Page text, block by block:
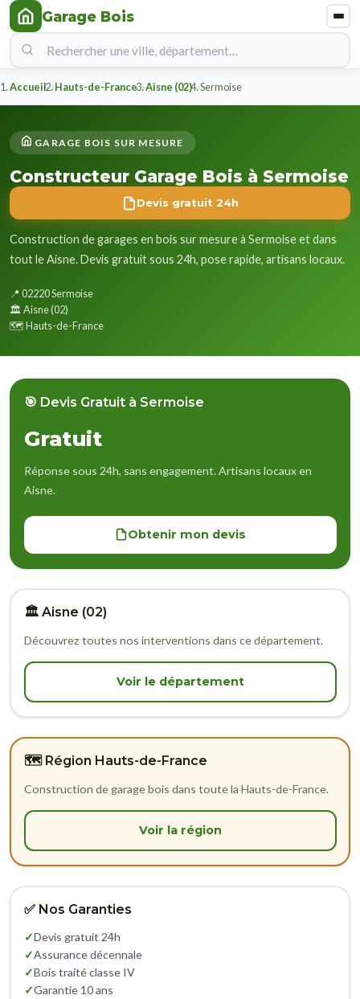
Garage Bois
Accueil Hauts-de-France Aisne (02) Sermoise
GARAGE BOIS SUR MESURE
Constructeur Garage Bois à Sermoise
Devis gratuit 24h
Construction de garages en bois sur mesure à Sermoise et dans
tout le Aisne. Devis gratuit sous 24h, pose rapide, artisans locaux.
📍 02220 Sermoise
🏛️ Aisne (02)
🗺️ Hauts-de-France
🎯 Devis Gratuit à Sermoise
Gratuit
Réponse sous 24h, sans engagement. Artisans locaux en
Aisne.
Obtenir mon devis
🏛️ Aisne (02)
Découvrez toutes nos interventions dans ce département.
Voir le département
🗺️ Région Hauts-de-France
Construction de garage bois dans toute la Hauts-de-France.
Voir la région
✅ Nos Garanties
✓Devis gratuit 24h
✓Assurance décennale
✓Bois traité classe IV
✓Garantie 10 ans